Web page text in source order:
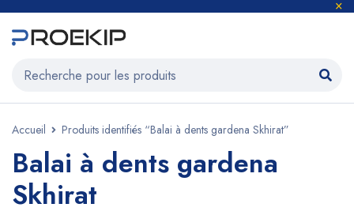
Accueil Produits identifiés “Balai à dents gardena Skhirat”
Balai à dents gardena
Skhirat